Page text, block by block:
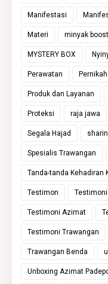
Manifestasi
Materi minyak
MYSTERY BOX
Perawatan
Produk dan Layanan
Proteksi raja jawa
Segala Hajad
Spesialis Trawangan
Tanda-tanda Kehadiran
Testimon Testimoni
Testimoni Azimat
Testimoni Trawangan
Trawangan Benda
Unboxing Azimat